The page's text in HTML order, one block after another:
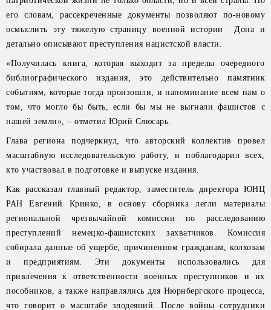
его словам, рассекреченные документы позволяют по-новому
осмыслить эту тяжелую страницу военной истории Дона и
детально описывают преступления нацистской власти.
«Получилась книга, которая выходит за пределы очередного
библиографического издания, это действительно памятник
событиям, которые тогда произошли, и напоминание всем нам о
том, что могло бы быть, если бы мы не выгнали фашистов с
нашей земли», – отметил Юрий Слюсарь.
Глава региона подчеркнул, что авторский коллектив провел
масштабную исследовательскую работу, и поблагодарил всех,
кто участвовал в подготовке и выпуске издания.
Как рассказал главный редактор, заместитель директора ЮНЦ
РАН Евгений Кринко, в основу сборника легли материалы
региональной чрезвычайной комиссии по расследованию
преступлений немецко-фашистских захватчиков. Комиссия
собирала данные об ущербе, причиненном гражданам, колхозам
и предприятиям. Эти документы использовались для
привлечения к ответственности военных преступников и их
пособников, а также направлялись для Нюрнбергского процесса,
что говорит о масштабе злодеяний. После войны сотрудники